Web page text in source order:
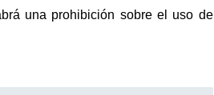
una prohibición sobre el uso de